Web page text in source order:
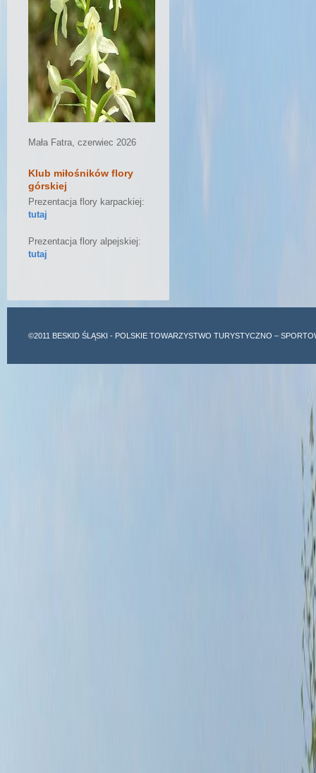
Mała Fatra, czerwiec 2026
Klub miłośników flory
górskiej
Prezentacja flory karpackiej:
tutaj
Prezentacja flory alpejskiej:
tutaj
©2011 BESKID ŚLĄSKI - POLSKIE TOWARZYSTWO TURYSTYCZNO –